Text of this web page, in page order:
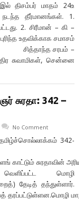
திசம்பர் மாதம் 24உ
நடந்த தீர்மானங்கள். 1.
2. சிரீமான் – கி –
உதவிக்காக சமாசம்
சித்தாந்த சரபம் –
சுவாமிகள், சென்னை
சுரதா: 342 –
No Comment
342-
சுரதாவின் அரிய
மொழி
தேடித் தந்துள்ளார்.
தரப்பட்டுள்ளன.மொழி